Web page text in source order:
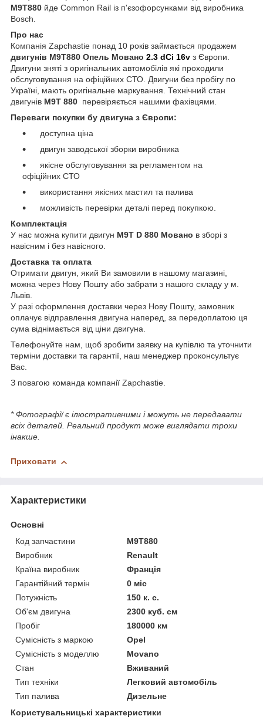
M9T880 йде Common Rail із п'єзофорсунками від виробника
Bosch.
Про нас
Компанія Zapchastie понад 10 років займається продажем
двигунів M9T880 Опель Мовано 2.3 dCi 16v з Європи.
Двигуни зняті з оригінальних автомобілів які проходили
обслуговування на офіційних СТО. Двигуни без пробігу по
Україні, мають оригінальне маркування. Технічний стан
двигунів M9T 880 перевіряється нашими фахівцями.
Переваги покупки бу двигуна з Європи:
доступна ціна
двигун заводської зборки виробника
якісне обслуговування за регламентом на
офіційних СТО
використання якісних мастил та палива
можливість перевірки деталі перед покупкою.
Комплектація
У нас можна купити двигун M9T D 880 Мовано в зборі з
навісним і без навісного.
Доставка та оплата
Отримати двигун, який Ви замовили в нашому магазині,
можна через Нову Пошту або забрати з нашого складу у м.
Львів.
У разі оформлення доставки через Нову Пошту, замовник
оплачує відправлення двигуна наперед, за передоплатою ця
сума віднімається від ціни двигуна.
Телефонуйте нам, щоб зробити заявку на купівлю та уточнити
терміни доставки та гарантії, наш менеджер проконсультує
Вас.
З повагою команда компанії Zapchastie.
* Фотографії є ілюстративними і можуть не передавати
всіх деталей. Реальний продукт може виглядати трохи
інакше.
Приховати
Характеристики
Основні
Код запчастини
M9T880
Виробник
Renault
Країна виробник
Франція
Гарантійний термін
0 міс
Потужність
150 к. с.
Об'єм двигуна
2300 куб. см
Пробіг
180000 км
Сумісність з маркою
Opel
Сумісність з моделлю
Movano
Стан
Вживаний
Тип техніки
Легковий автомобіль
Тип палива
Дизельне
Користувальницькі характеристики